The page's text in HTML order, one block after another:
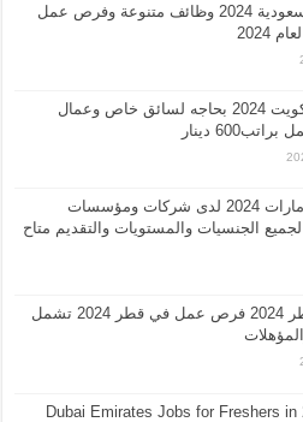
وظائف في السعودية 2024 وظائف متنوعة وفرص عمل
2024
وظائف في الكويت 2024 بحاجه لسائق خاص وعمال
دينار
وظائف في الامارات 2024 لدى شركات ومؤسسات
لجميع الجنسيات والمستويات والتقديم متاح
وظائف في قطر 2024 فرص عمل في قطر 2024 تشمل
Dubai Emirates Jobs for Freshers in